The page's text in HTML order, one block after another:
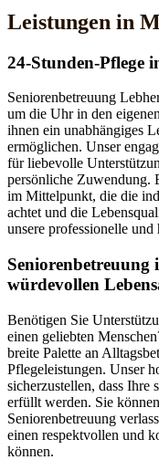
Leistungen in
24-Stunden-Pflege
Seniorenbetreuung
um die Uhr in den
ihnen ein unabhängiges
ermöglichen. Unser
für liebevolle
persönliche Zuwendung.
im Mittelpunkt, die die
achtet und die
unsere professionelle
würdevollen
Benötigen Sie
einen geliebten
breite Palette an
Pflegeleistungen. Unser
sicherzustellen, dass Ihre
erfüllt werden. Sie
Seniorenbetreuung
einen respektvollen und
können.